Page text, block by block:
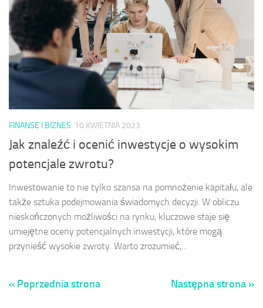
FINANSE I BIZNES 10 KWIETNIA 2023
Jak znaleźć i ocenić inwestycje o wysokim
potencjale zwrotu?
Inwestowanie to nie tylko szansa na pomnożenie kapitału, ale
także sztuka podejmowania świadomych decyzji. W obliczu
nieskończonych możliwości na rynku, kluczowe staje się
umiejętne oceny potencjalnych inwestycji, które mogą
przynieść wysokie zwroty. Warto zrozumieć,...
« Poprzednia strona Następna strona »